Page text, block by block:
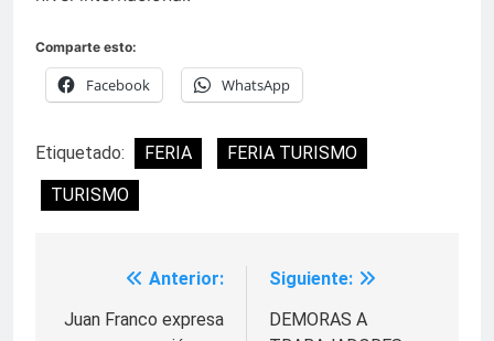
Comparte esto:
Facebook WhatsApp
Etiquetado: FERIA
FERIA TURISMO
TURISMO
Navegación
de
Anterior:
Juan Franco expresa
Siguiente:
DEMORAS A